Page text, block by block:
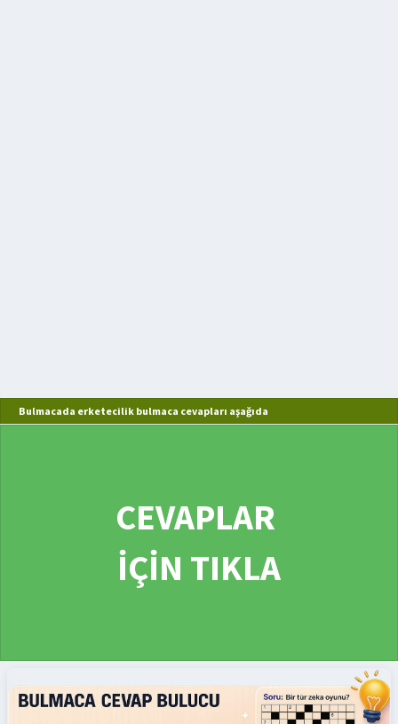
Bulmacada erketecilik bulmaca cevapları aşağıda
CEVAPLAR
İÇİN TIKLA